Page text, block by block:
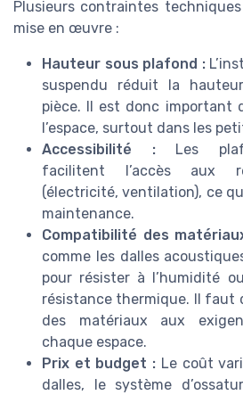
Plusieurs contraintes
mise en œuvre :
Hauteur sous plafond :
suspendu réduit la
pièce. Il est donc important
l’espace, surtout dans les
Accessibilité :Les
facilitent l’accès aux
(électricité, ventilation), ce
maintenance.
Compatibilité des
comme les dalles
pour résister à l’humidité
résistance thermique. Il faut
des matériaux aux
chaque espace.
Prix et budget : Le coût
dalles, le système